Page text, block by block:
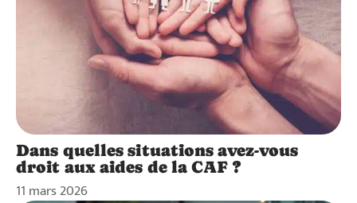
Dans quelles situations avez-vous
droit aux aides de la CAF ?
11 mars 2026